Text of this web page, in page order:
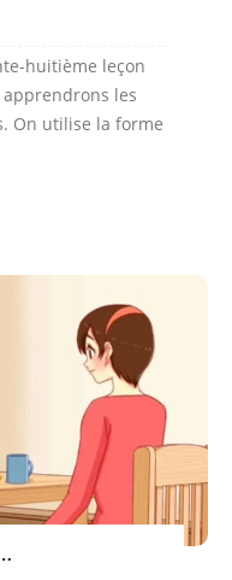
huitième leçon
les
On utilise la forme